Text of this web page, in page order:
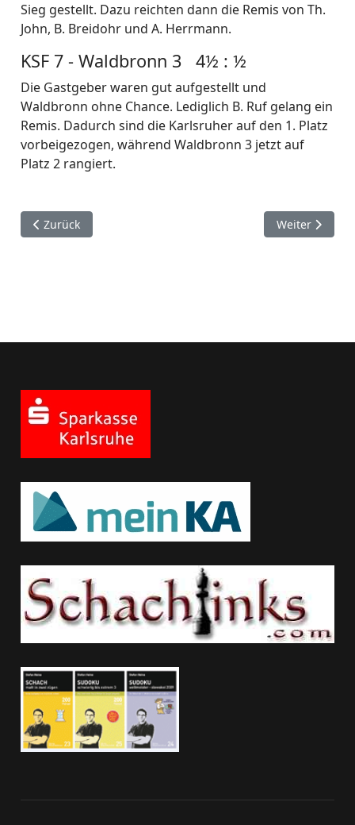
Sieg gestellt. Dazu reichten dann die Remis von Th.
John, B. Breidohr und A. Herrmann.
KSF 7 - Waldbronn 3 4½ : ½
Die Gastgeber waren gut aufgestellt und
Waldbronn ohne Chance. Lediglich B. Ruf gelang ein
Remis. Dadurch sind die Karlsruher auf den 1. Platz
vorbeigezogen, während Waldbronn 3 jetzt auf
Platz 2 rangiert.
Vorheriger Beitrag: Vierter Spieltag der Verbandsrunde 12/
Zurück Nächster
Weiter